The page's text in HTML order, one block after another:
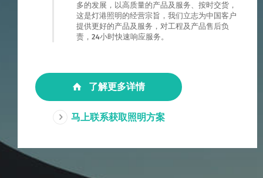
多的发展，以高质量的产品及服务、按时交货，
这是灯港照明的经营宗旨，我们立志为中国客户
提供更好的产品及服务，对工程及产品售后负
责，24小时快速响应服务。
了解更多详情
马上联系获取照明方案